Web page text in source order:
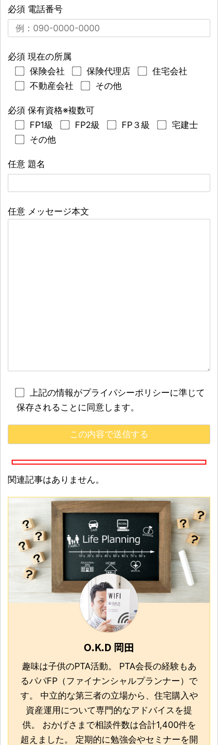
必須 電話番号
必須 現在の所属
保険会社
保険代理店
住宅会社
不動産会社
その他
必須 保有資格※複数可
FP1級
FP2級 FP３級
宅建士
その他
任意 題名
任意 メッセージ本文
上記の情報がプライパシーポリシーに準じて
保存されることに同意します。
関連記事はありません。
O.K.D 岡田
趣味は子供のPTA活動。 PTA会長の経験もあ
るパパFP（ファイナンシャルプランナー）で
す。 中立的な第三者の立場から、住宅購入や
資産運用について専門的なアドバイスを提
供。 おかげさまで相談件数は合計1,400件を
超えました。 定期的に勉強会やセミナーを開